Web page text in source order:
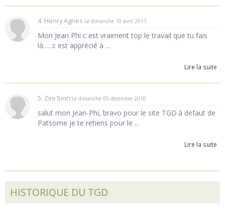
4. Henry Agnes Le dimanche 10 avril 2011
Mon Jean Phi c est vraiment top le travail que tu fais
là......c est apprécié à ...
Lire la suite
5. Zini Sion Le dimanche 05 décembre 2010
salut mon Jean-Phi, bravo pour le site TGD.à défaut de
Patsome je te retiens pour le ...
Lire la suite
HISTORIQUE DU TGD